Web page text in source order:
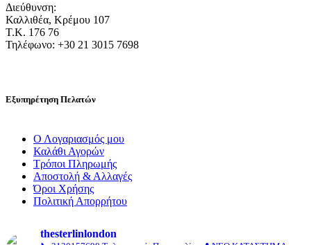
Διεύθυνση:
Καλλιθέα, Κρέμου 107
Τ.Κ. 176 76
Τηλέφωνο: +30 21 3015 7698
Εξυπηρέτηση Πελατών
Ο Λογαριασμός μου
Καλάθι Αγορών
Τρόποι Πληρωμής
Αποστολή & Αλλαγές
Όροι Χρήσης
Πολιτική Απορρήτου
thesterlinlondon